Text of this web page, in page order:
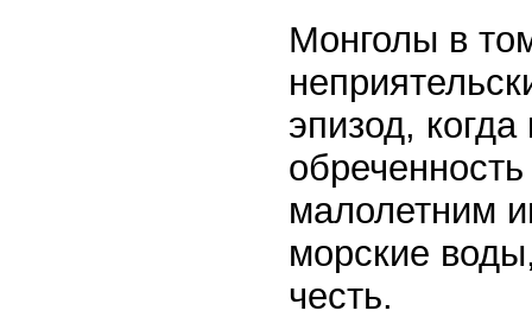
Монголы в
эпизод,
малолетним
морские
честь.